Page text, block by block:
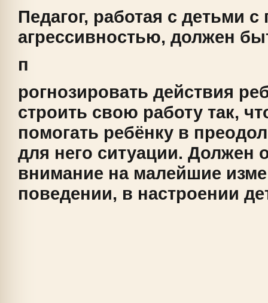
Педагог, работая с детьми
агрессивностью, должен
п
рогнозировать действия
строить свою работу так,
помогать ребёнку в
для него ситуации. Должен
внимание на малейшие
поведении, в настроении